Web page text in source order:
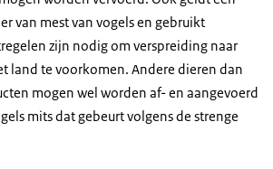
van mest van vogels en gebruikt
zijn nodig om verspreiding naar
land te voorkomen. Andere dieren dan
mogen wel worden af- en aangevoerd
mits dat gebeurt volgens de strenge